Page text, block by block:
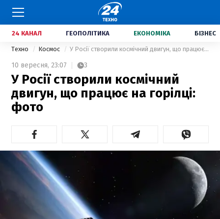
24 КАНАЛ ГЕОПОЛІТИКА ЕКОНОМІКА БІЗНЕС
Техно Космос У Росії створили космічний двигун, що працює на горілці: фото
10 вересня, 23:07 3
У Росії створили космічний
двигун, що працює на горілці:
фото